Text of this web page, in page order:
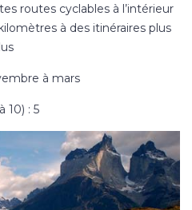
routes cyclables à l’intérieur
à des itinéraires plus
à mars
10) : 5